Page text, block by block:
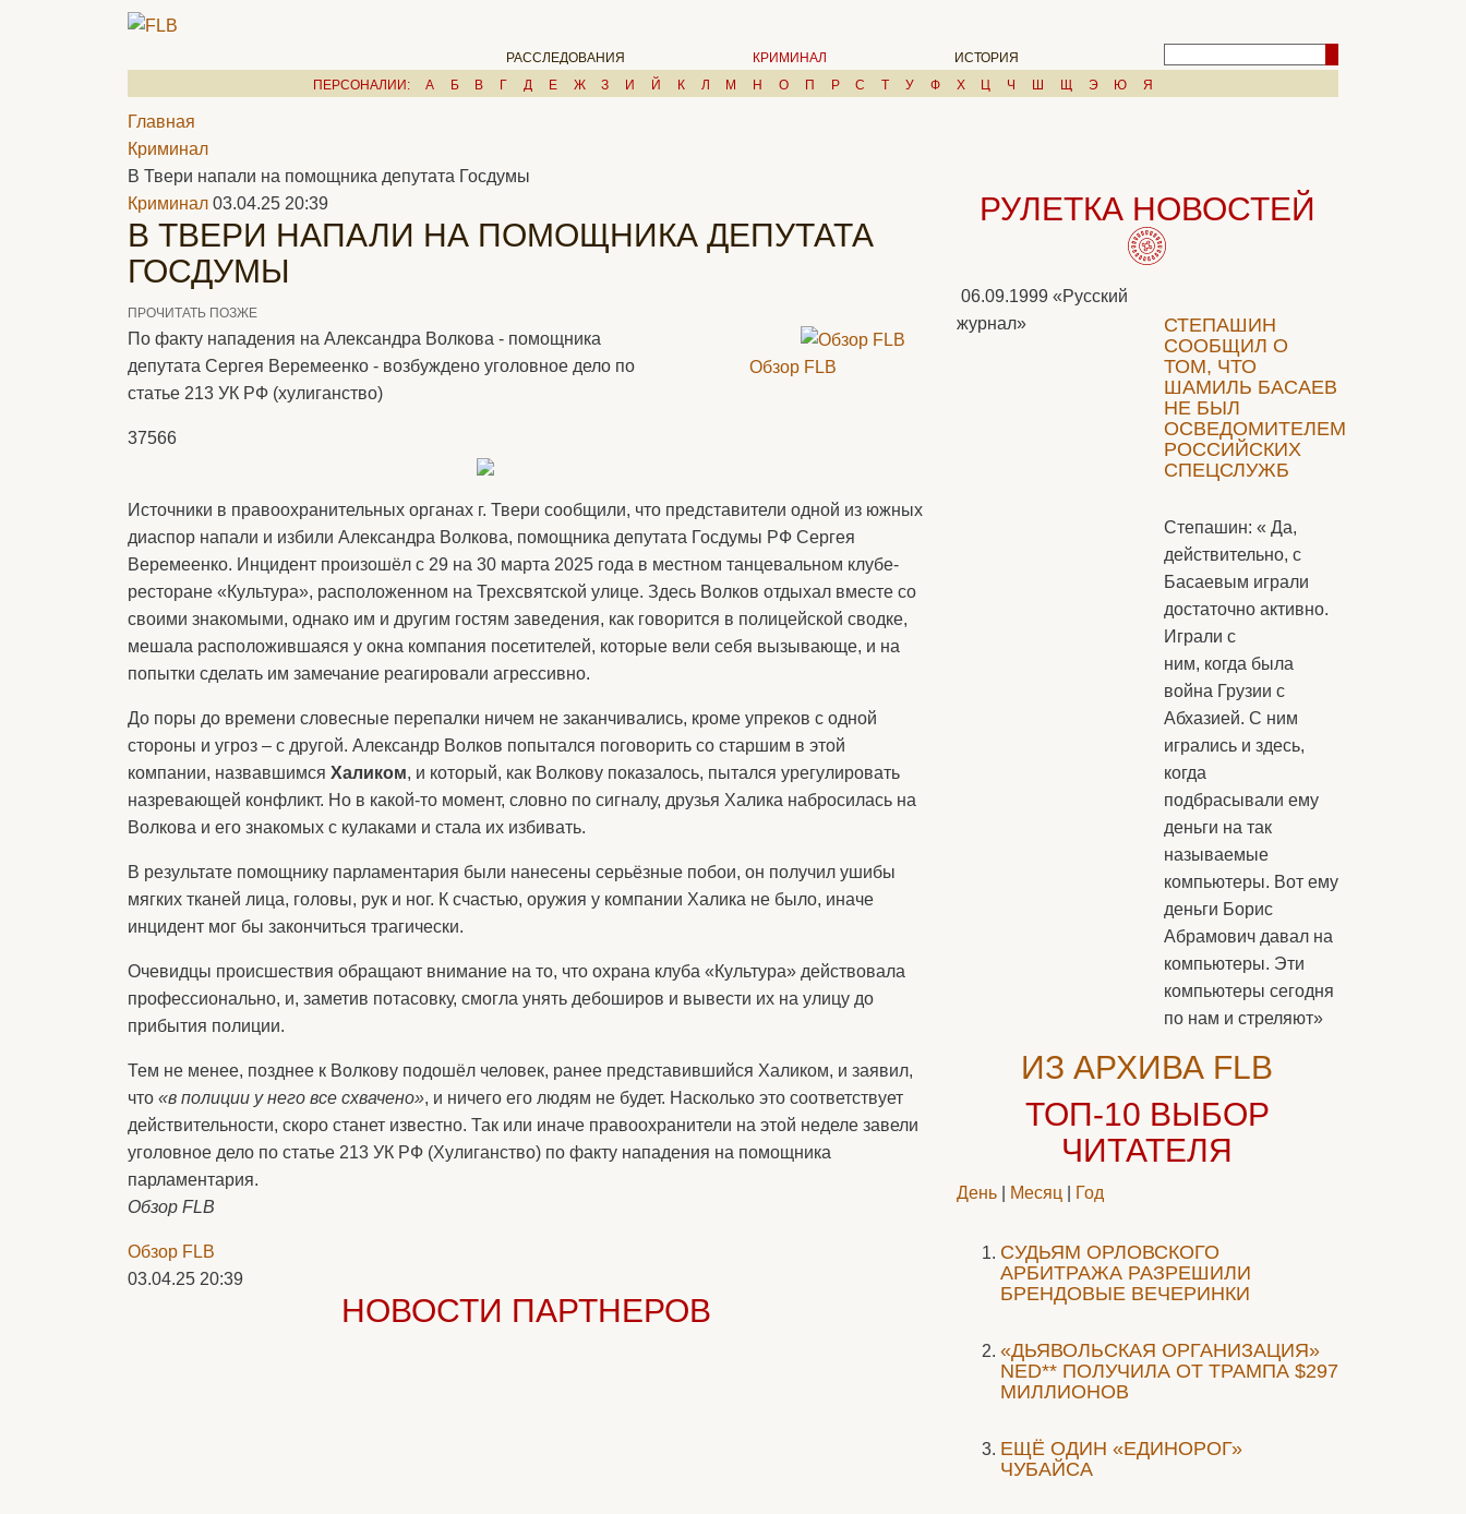
РАССЛЕДОВАНИЯ КРИМИНАЛ
ИСТОРИЯ
ПЕРСОНАЛИИ:
А Б В Г Д Е Ж З И Й К Л М Н О П Р С Т У Ф Х Ц Ч Ш Щ Э Ю Я
Главная
Криминал
В Твери напали на помощника депутата Госдумы
Криминал 03.04.25 20:39
В ТВЕРИ НАПАЛИ НА ПОМОЩНИКА ДЕПУТАТА
ГОСДУМЫ
ПРОЧИТАТЬ ПОЗЖЕ
Обзор FLB
По факту нападения на Александра Волкова - помощника
депутата Сергея Веремеенко - возбуждено уголовное дело по
статье 213 УК РФ (хулиганство)
37566
Источники в правоохранительных органах г. Твери сообщили, что представители одной из южных
диаспор напали и избили Александра Волкова, помощника депутата Госдумы РФ Сергея
Веремеенко. Инцидент произошёл с 29 на 30 марта 2025 года в местном танцевальном клубе-
ресторане «Культура», расположенном на Трехсвятской улице. Здесь Волков отдыхал вместе со
своими знакомыми, однако им и другим гостям заведения, как говорится в полицейской сводке,
мешала расположившаяся у окна компания посетителей, которые вели себя вызывающе, и на
попытки сделать им замечание реагировали агрессивно.
До поры до времени словесные перепалки ничем не заканчивались, кроме упреков с одной
стороны и угроз – с другой. Александр Волков попытался поговорить со старшим в этой
компании, назвавшимся Халиком, и который, как Волкову показалось, пытался урегулировать
назревающей конфликт. Но в какой-то момент, словно по сигналу, друзья Халика набросилась на
Волкова и его знакомых с кулаками и стала их избивать.
В результате помощнику парламентария были нанесены серьёзные побои, он получил ушибы
мягких тканей лица, головы, рук и ног. К счастью, оружия у компании Халика не было, иначе
инцидент мог бы закончиться трагически.
Очевидцы происшествия обращают внимание на то, что охрана клуба «Культура» действовала
профессионально, и, заметив потасовку, смогла унять дебоширов и вывести их на улицу до
прибытия полиции.
Тем не менее, позднее к Волкову подошёл человек, ранее представившийся Халиком, и заявил,
что «в полиции у него все схвачено», и ничего его людям не будет. Насколько это соответствует
действительности, скоро станет известно. Так или иначе правоохранители на этой неделе завели
уголовное дело по статье 213 УК РФ (Хулиганство) по факту нападения на помощника
парламентария.
Обзор FLB
Обзор FLB
03.04.25 20:39
НОВОСТИ ПАРТНЕРОВ
РУЛЕТКА НОВОСТЕЙ
06.09.1999 «Русский
журнал»
СТЕПАШИН
СООБЩИЛ О
ТОМ, ЧТО
ШАМИЛЬ БАСАЕВ
НЕ БЫЛ
ОСВЕДОМИТЕЛЕМ
РОССИЙСКИХ
СПЕЦСЛУЖБ
Степашин: « Да,
действительно, с
Басаевым играли
достаточно активно.
Играли с
ним, когда была
война Грузии с
Абхазией. С ним
игрались и здесь,
когда
подбрасывали ему
деньги на так
называемые
компьютеры. Вот ему
деньги Борис
Абрамович давал на
компьютеры. Эти
компьютеры сегодня
по нам и стреляют»
ИЗ АРХИВА FLB
ТОП-10 ВЫБОР
ЧИТАТЕЛЯ
День Месяц Год
CУДЬЯМ ОРЛОВСКОГО
АРБИТРАЖА РАЗРЕШИЛИ
БРЕНДОВЫЕ ВЕЧЕРИНКИ
«ДЬЯВОЛЬСКАЯ ОРГАНИЗАЦИЯ»
NED** ПОЛУЧИЛА ОТ ТРАМПА $297
МИЛЛИОНОВ
ЕЩЁ ОДИН «ЕДИНОРОГ»
ЧУБАЙСА